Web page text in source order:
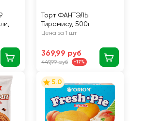
Торт ФАНТЭЛЬ
Тирамису, 500г
Цена за 1 шт
369,99 руб
449,99 руб -17%
5.0